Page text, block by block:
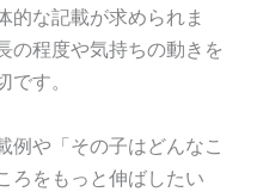
的な記載が求められま
の程度や気持ちの動きを
す。
例や「その子はどんなこ
ろをもっと伸ばしたい